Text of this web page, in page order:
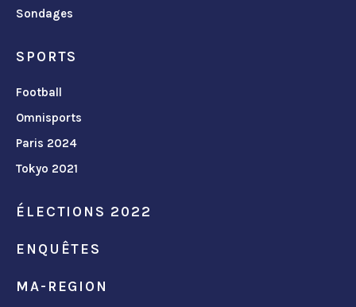
Sondages
SPORTS
Football
Omnisports
Paris 2024
Tokyo 2021
ÉLECTIONS 2022
ENQUÊTES
MA-REGION